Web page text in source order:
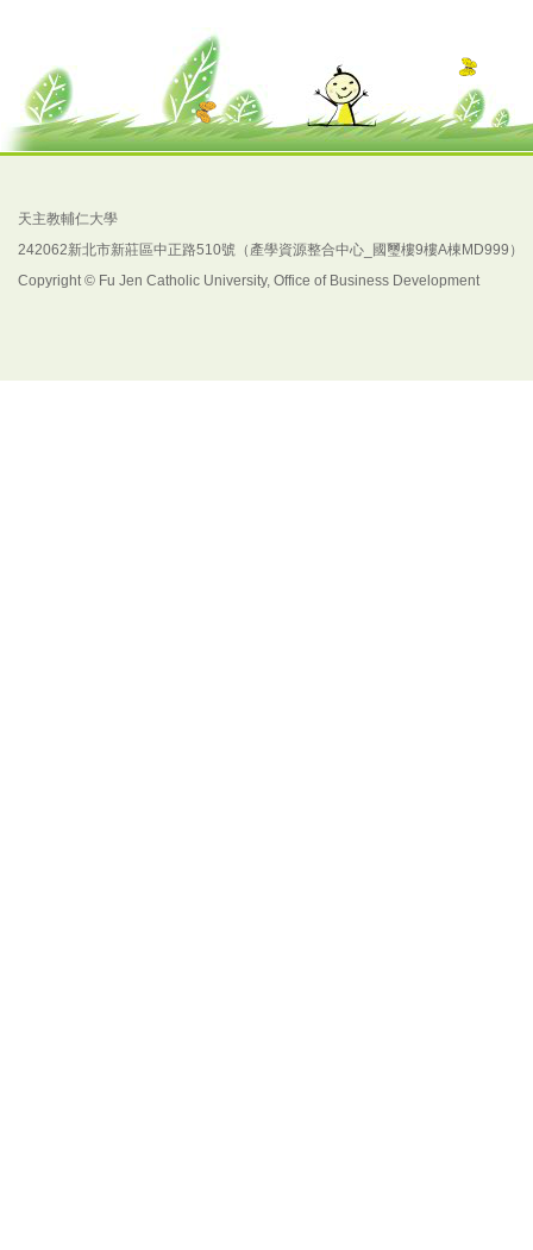
天主教輔仁大學
242062新北市新莊區中正路510號（產學資源整合中心_國璽樓9樓A棟MD999）
Copyright © Fu Jen Catholic University, Office of Business Development